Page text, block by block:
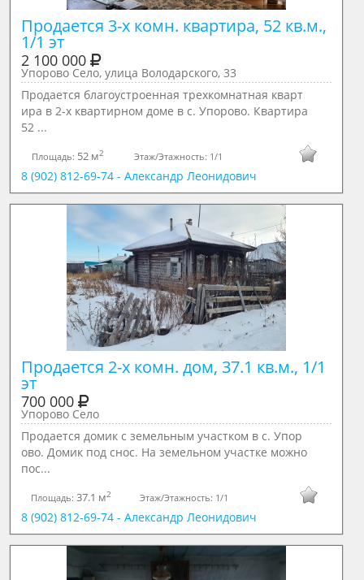
Продается 3-х комн. квартира, 52 кв.м.,
1/1 эт
2 100 000
Упорово Село, улица Володарского, 33
Продается благоустроенная трехкомнатная кварт
ира в 2-х квартирном доме в с. Упорово. Квартира
52 ...
Площадь: 52 м2 Этаж/Этажность: 1/1
8 (902) 812-69-74 - Александр Леонидович
Продается 2-х комн. дом, 37.1 кв.м., 1/1
эт
700 000
Упорово Село
Продается домик с земельным участком в с. Упор
ово. Домик под снос. На земельном участке можно
пос...
Площадь:37.1 м2 Этаж/Этажность: 1/1
8 (902) 812-69-74 - Александр Леонидович